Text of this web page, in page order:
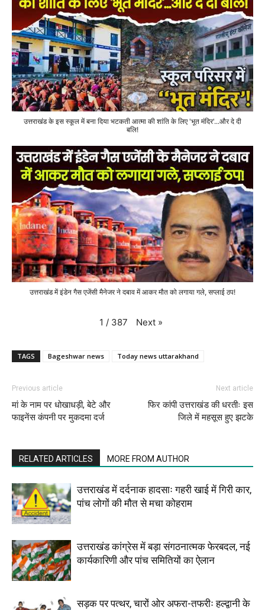
उत्तराखंड के इस स्कूल में बना दिया भटकती आत्मा की शांति के लिए 'भूत मंदिर'...और दे दी
बलि!
उत्तराखंड में इंडेन गैस एजेंसी मैनेजर ने दबाव में आकर मौत को लगाया गले, सप्लाई ठप!
1 / 387 Next »
TAGS Bageshwar news Today news uttarakhand
Previous article
मां के नाम पर धोखाधड़ी, बेटे और
फाइनेंस कंपनी पर मुकदमा दर्ज
Next article
फिर कांपी उत्तराखंड की धरतीः इस
जिले में महसूस हुए झटके
RELATED ARTICLES MORE FROM AUTHOR
उत्तराखंड में दर्दनाक हादसाः गहरी खाई में गिरी कार,
पांच लोगों की मौत से मचा कोहराम
उत्तराखंड कांग्रेस में बड़ा संगठनात्मक फेरबदल, नई
कार्यकारिणी और पांच समितियों का ऐलान
सड़क पर पत्थर, चारों ओर अफरा-तफरीः हल्द्वानी के